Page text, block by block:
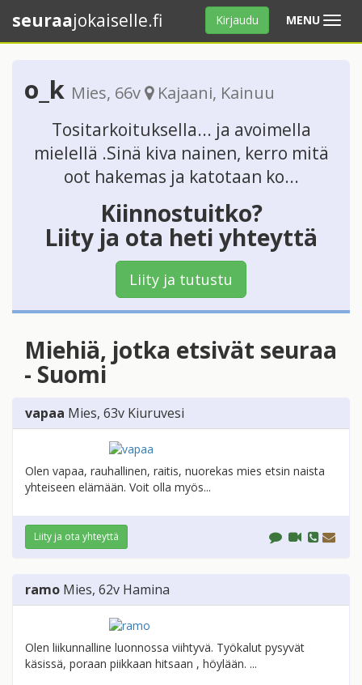
MENU Avaa
valikko
seuraajokaiselle.fi Kirjaudu
o_k Mies, 66v Kajaani, Kainuu
Tositarkoituksella... ja avoimella
mielellä .Sinä kiva nainen, kerro mitä
oot hakemas ja katotaan ko...
Kiinnostuitko?
Liity ja ota heti yhteyttä
Liity ja tutustu
Miehiä, jotka etsivät seuraa
- Suomi
vapaa Mies, 63v Kiuruvesi
Olen vapaa, rauhallinen, raitis, nuorekas mies etsin naista
yhteiseen elämään. Voit olla myös...
Liity ja ota yhteyttä
ramo Mies, 62v Hamina
Olen liikunnalline luonnossa viihtyvä. Työkalut pysyvät
käsissä, poraan piikkaan hitsaan , höylään. ...